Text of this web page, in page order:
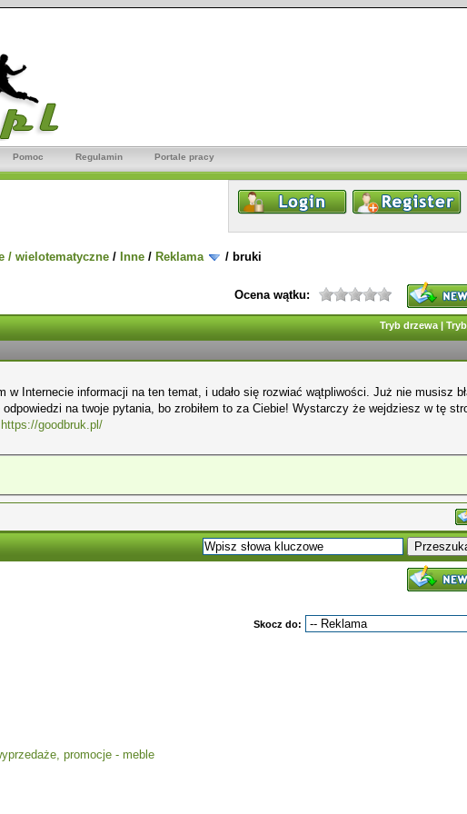
Pomoc Regulamin Portale pracy
/ wielotematyczne / Inne / Reklama / bruki
Ocena wątku:
Tryb drzewa |
w Internecie informacji na ten temat, i udało się rozwiać wątpliwości. Już nie musisz
na twoje pytania, bo zrobiłem to za Ciebie! Wystarczy że wejdziesz w tę
https://goodbruk.pl/
Skocz do: